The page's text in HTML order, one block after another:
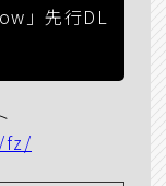
」先行DL
fz/